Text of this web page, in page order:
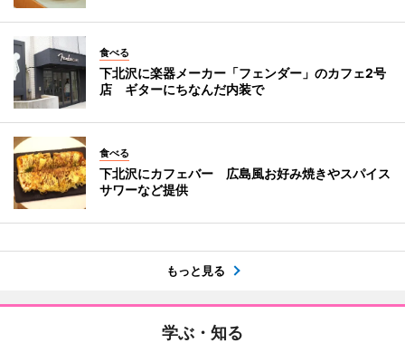
食べる
下北沢に楽器メーカー「フェンダー」のカフェ2号
店 ギターにちなんだ内装で
食べる
下北沢にカフェバー 広島風お好み焼きやスパイス
サワーなど提供
もっと見る
学ぶ・知る